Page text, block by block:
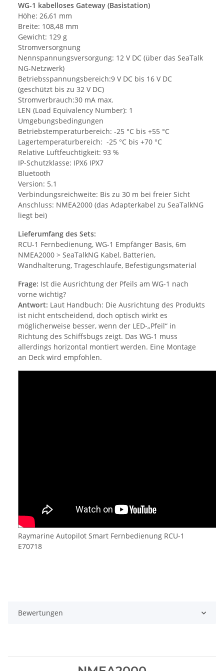
WG-1 kabelloses Gateway (Basistation)
Höhe: 26,61 mm
Breite: 108,48 mm
Gewicht: 129 g
Stromversorgnung
Nennspannungsversorgung: 12 V DC (über das SeaTalk
NG-Netzwerk)
Betriebsspannungsbereich:9 V DC bis 16 V DC
(geschützt bis zu 32 V DC)
Stromverbrauch:30 mA max.
LEN (Load Equivalency Number): 1
Umgebungsbedingungen
Betriebstemperaturbereich: -25 °C bis +55 °C
Lagertemperaturbereich: -25 °C bis +70 °C
Relative Luftfeuchtigkeit: 93 %
IP-Schutzklasse: IPX6 IPX7
Bluetooth
Version: 5.1
Verbindungsreichweite: Bis zu 30 m bei freier Sicht
Anschluss: NMEA2000 (das Adapterkabel zu SeaTalkNG
liegt bei)
Lieferumfang des Sets:
RCU-1 Fernbedienung, WG-1 Empfänger Basis, 6m
NMEA2000 > SeaTalkNG Kabel, Batterien,
Wandhalterung, Trageschlaufe, Befestigungsmaterial
Frage: Ist die Ausrichtung der Pfeils am WG-1 nach
vorne wichtig?
Antwort: Laut Handbuch: Die Ausrichtung des Produkts
ist nicht entscheidend, doch optisch wirkt es
möglicherweise besser, wenn der LED-„Pfeil“ in
Richtung des Schiffsbugs zeigt. Das WG-1 muss
allerdings horizontal montiert werden. Eine Montage
an Deck wird empfohlen.
Raymarine Autopilot Smart Fernbedienung RCU-1
E70718
Bewertungen